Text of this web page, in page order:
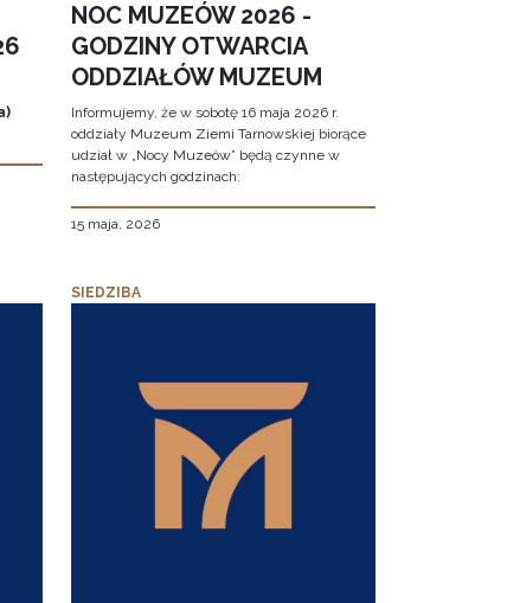
NOC MUZEÓW 2026 -
GODZINY OTWARCIA
ODDZIAŁÓW MUZEUM
Informujemy, że w sobotę 16 maja 2026 r.
oddziały Muzeum Ziemi Tarnowskiej biorące
udział w „Nocy Muzeów” będą czynne w
następujących godzinach:
15 maja, 2026
SIEDZIBA